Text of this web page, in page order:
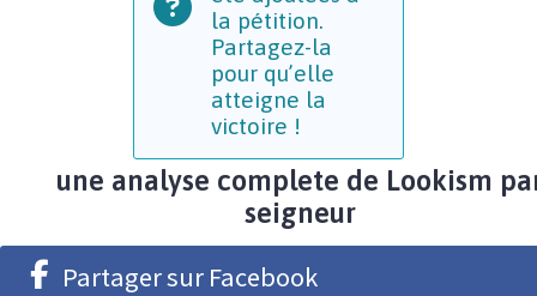
la pétition.
Partagez-la
pour qu’elle
atteigne la
victoire !
une analyse complete de Lookism
seigneur
Partager sur Facebook